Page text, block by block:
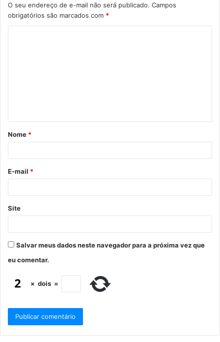
O seu endereço de e-mail não será publicado. Campos
obrigatórios são marcados com *
Nome *
E-mail *
Site
Salvar meus dados neste navegador para a próxima vez que
eu comentar.
× dois =